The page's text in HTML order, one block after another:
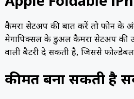
कैमरा सेटअप की बात करें तो फोन के
मेगापिक्सल के डुअल कैमरा सेटअप की
वाली बैटरी दे सकती है, जिससे
कीमत बना सकती है